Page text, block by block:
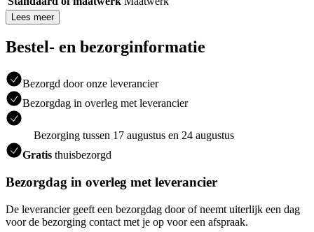
Lees meer
Bestel- en bezorginformatie
Bezorgd door onze leverancier
Bezorgdag in overleg met leverancier
Bezorging tussen 17 augustus en 24 augustus
Gratis thuisbezorgd
Bezorgdag in overleg met leverancier
De leverancier geeft een bezorgdag door of neemt uiterlijk een dag
voor de bezorging contact met je op voor een afspraak.